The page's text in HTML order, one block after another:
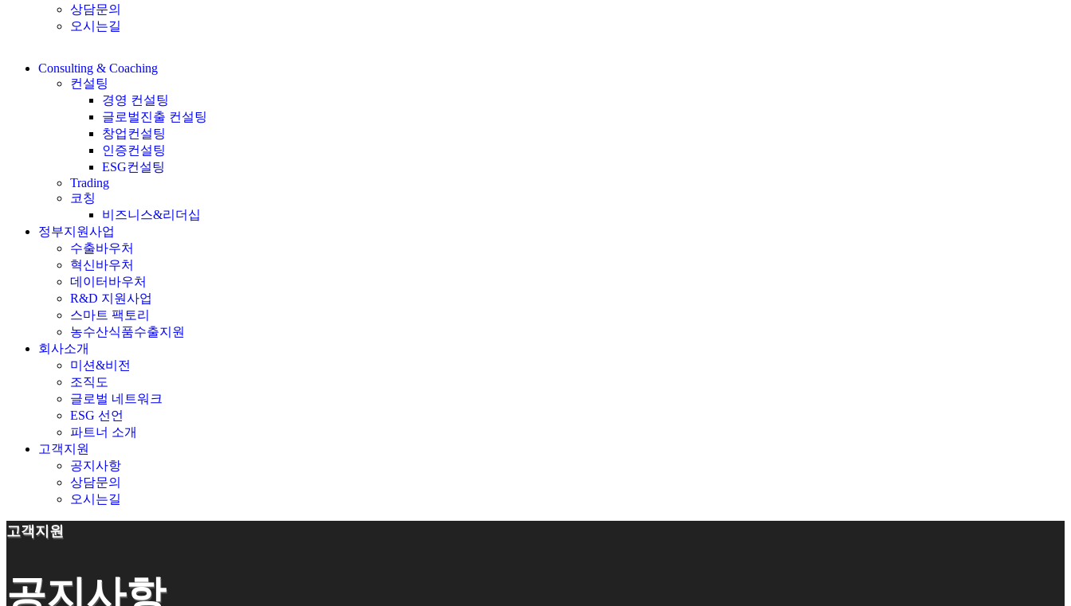
상담문의
오시는길
Consulting & Coaching
컨설팅
경영 컨설팅
글로벌진출 컨설팅
창업컨설팅
인증컨설팅
ESG컨설팅
Trading
코칭
비즈니스&리더십
정부지원사업
수출바우처
혁신바우처
데이터바우처
R&D 지원사업
스마트 팩토리
농수산식품수출지원
회사소개
미션&비전
조직도
글로벌 네트워크
ESG 선언
파트너 소개
고객지원
공지사항
상담문의
오시는길
고객지원
공지사항